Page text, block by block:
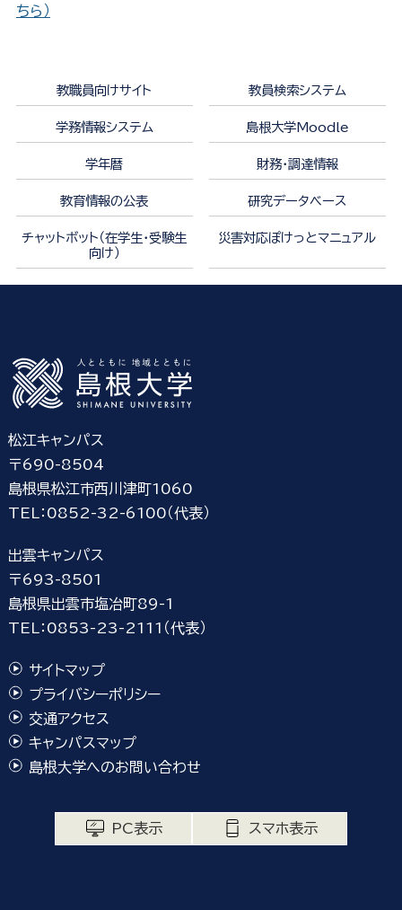
ちら）
教職員向けサイト 教員検索システム
学務情報システム 島根大学Moodle
学年暦 財務・調達情報
教育情報の公表 研究データベース
チャットボット（在学生・受験生
向け）
災害対応ぽけっとマニュアル
松江キャンパス
〒690-8504
島根県松江市西川津町1060
TEL：0852-32-6100（代表）
出雲キャンパス
〒693-8501
島根県出雲市塩冶町89-1
TEL：0853-23-2111（代表）
サイトマップ
プライバシーポリシー
交通アクセス
キャンパスマップ
島根大学へのお問い合わせ
PC表示 スマホ表示